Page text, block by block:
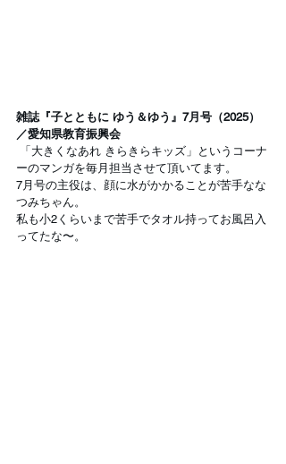
雑誌『子とともに ゆう＆ゆう』7月号（2025）
／愛知県教育振興会
ーのマンガを毎月担当させて頂いてます。
7月号の主役は、顔に水がかかることが苦手なな
つみちゃん。
私も小2くらいまで苦手でタオル持ってお風呂入
ってたな〜。